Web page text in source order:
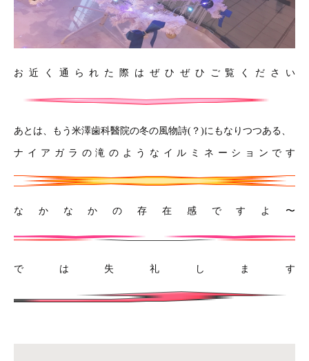
お近く通られた際はぜひぜひご覧ください
あとは、もう米澤歯科醫院の冬の風物詩(？)にもなりつつある、
ナイアガラの滝のようなイルミネーションです
なかなかの存在感ですよ〜
では失礼します